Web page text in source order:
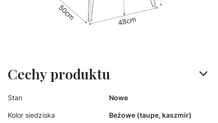
Cechy produktu
Stan Nowe
Kolor siedziska Beżowe (taupe, kaszmir)